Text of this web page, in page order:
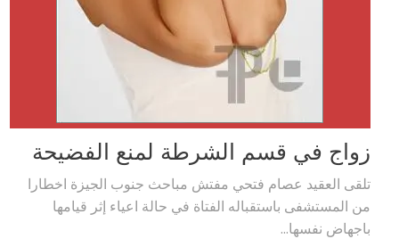
زواج في قسم الشرطة لمنع الفضيحة
تلقى العقيد عصام فتحي مفتش مباحث جنوب الجيزة اخطارا
من المستشفى باستقباله الفتاة في حالة اعياء إثر قيامها
باجهاض نفسها...